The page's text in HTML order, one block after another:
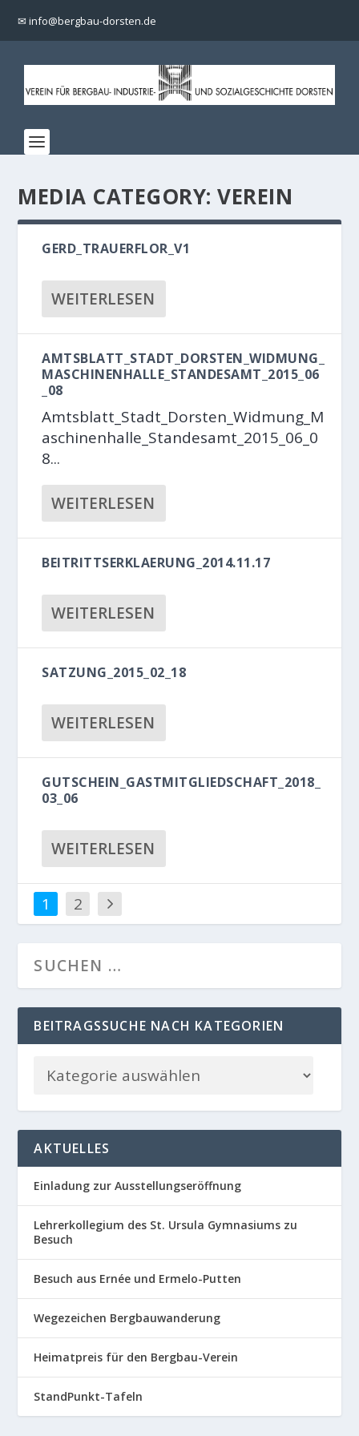
✉ info@bergbau-dorsten.de
MEDIA CATEGORY:VEREIN
GERD_TRAUERFLOR_V1
WEITERLESEN
AMTSBLATT_STADT_DORSTEN_WIDMUNG_
MASCHINENHALLE_STANDESAMT_2015_06
_08
Amtsblatt_Stadt_Dorsten_Widmung_M
aschinenhalle_Standesamt_2015_06_0
8...
WEITERLESEN
BEITRITTSERKLAERUNG_2014.11.17
WEITERLESEN
SATZUNG_2015_02_18
WEITERLESEN
GUTSCHEIN_GASTMITGLIEDSCHAFT_2018_
03_06
WEITERLESEN
1 2
BEITRAGSSUCHE NACH KATEGORIEN
AKTUELLES
Einladung zur Ausstellungseröffnung
Lehrerkollegium des St. Ursula Gymnasiums zu
Besuch
Besuch aus Ernée und Ermelo-Putten
Wegezeichen Bergbauwanderung
Heimatpreis für den Bergbau-Verein
StandPunkt-Tafeln